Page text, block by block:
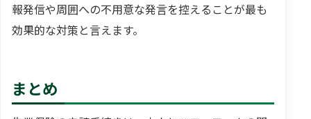
報発信や周囲への不用意な発言を控えることが最も
効果的な対策と言えます。
まとめ